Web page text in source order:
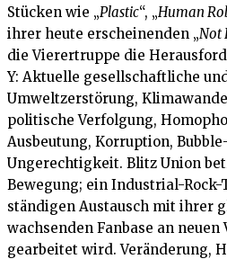
Stücken wie „Plastic“, „Human
ihrer heute erscheinenden „Not
die Vierertruppe die
Y: Aktuelle gesellschaftliche
Umweltzerstörung,
politische Verfolgung,
Ausbeutung, Korruption,
Ungerechtigkeit. Blitz Union
Bewegung; ein Industrial-
ständigen Austausch mit ihrer
wachsenden Fanbase an
gearbeitet wird. Veränderung,